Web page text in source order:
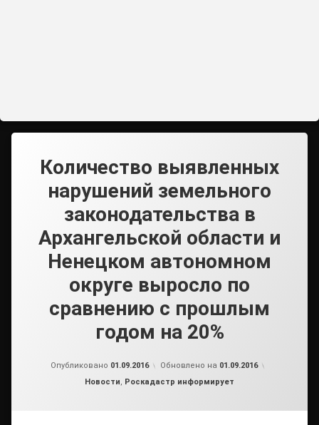
Количество выявленных
нарушений земельного
законодательства в
Архангельской области и
Ненецком автономном
округе выросло по
сравнению с прошлым
годом на 20%
Опубликовано 01.09.2016 Обновлено на 01.09.2016
Рубрики:
Новости, Роскадастр информирует